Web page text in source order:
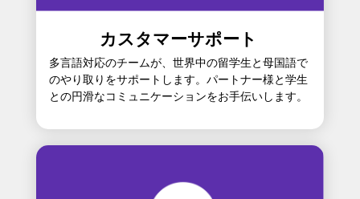
カスタマーサポート
多言語対応のチームが、世界中の留学生と母国語で
のやり取りをサポートします。パートナー様と学生
との円滑なコミュニケーションをお手伝いします。